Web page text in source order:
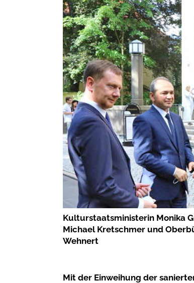
Kulturstaatsministerin Monika
Michael Kretschmer und
Wehnert
Mit der Einweihung der